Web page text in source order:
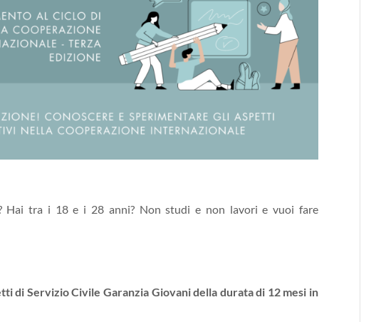
Hai tra i 18 e i 28 anni? Non studi e non lavori e vuoi fare
di Servizio Civile Garanzia Giovani della durata di 12 mesi in